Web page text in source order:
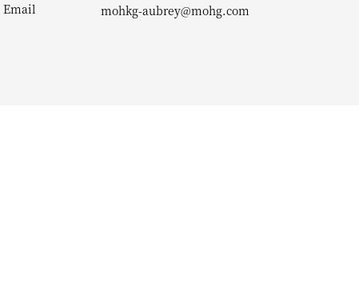
Email
mohkg-aubrey@mohg.com